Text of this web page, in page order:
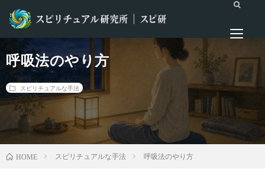
呼吸法のやり方
スピリチュアルな手法
HOME スピリチュアルな手法 呼吸法のやり方